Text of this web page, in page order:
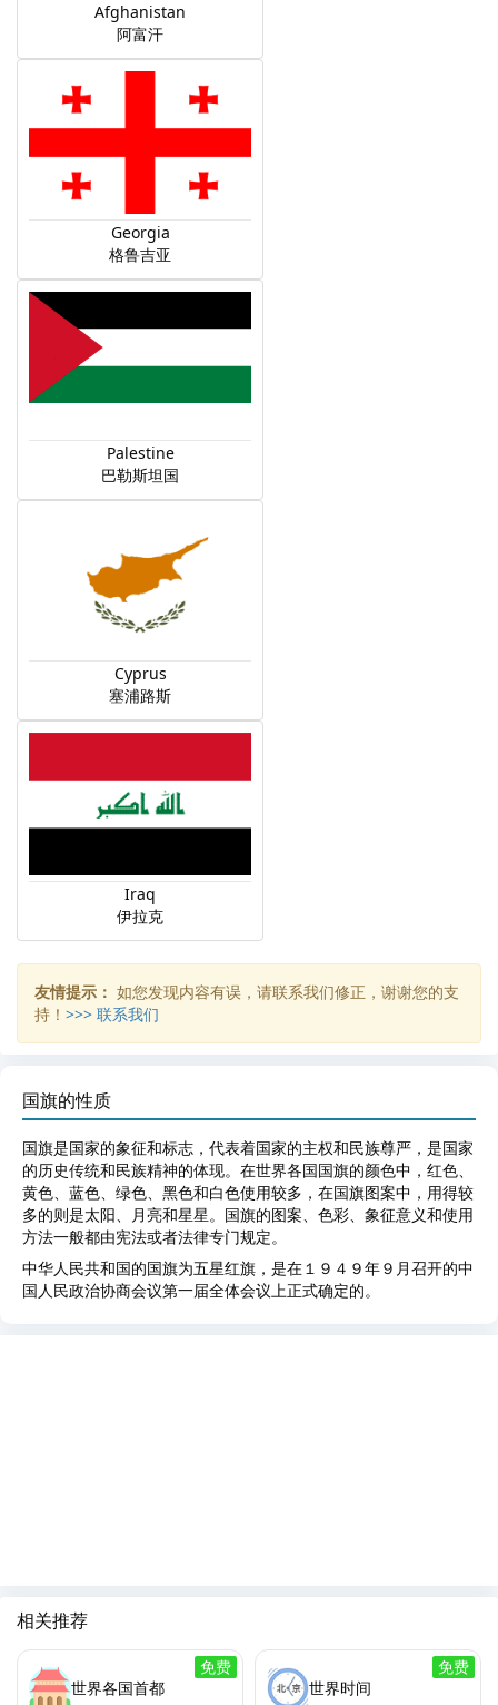
Afghanistan
阿富汗
Georgia
格鲁吉亚
Palestine
巴勒斯坦国
Cyprus
塞浦路斯
Iraq
伊拉克
友情提示： 如您发现内容有误，请联系我们修正，谢谢您的支
持！ >>> 联系我们
国旗的性质
国旗是国家的象征和标志，代表着国家的主权和民族尊严，是国家
的历史传统和民族精神的体现。在世界各国国旗的颜色中，红色、
黄色、蓝色、绿色、黑色和白色使用较多，在国旗图案中，用得较
多的则是太阳、月亮和星星。国旗的图案、色彩、象征意义和使用
方法一般都由宪法或者法律专门规定。
中华人民共和国的国旗为五星红旗，是在１９４９年９月召开的中
国人民政治协商会议第一届全体会议上正式确定的。
相关推荐
免费
世界各国首都
免费
世界时间